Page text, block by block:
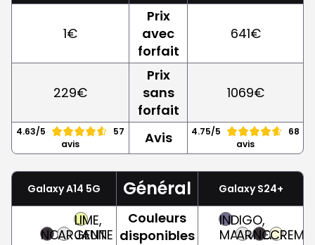
1€
Prix
avec
forfait
641€
229€
Prix
sans
forfait
1069€
4.63/5
57
avis
Avis 4.75/5
68
avis
Galaxy A14 5G Général Galaxy S24+
NOIRARGENT
LIME,
JAUNE
Couleurs
disponibles
INDIGO,
MAUVE
ARGENT
NOIRCREME